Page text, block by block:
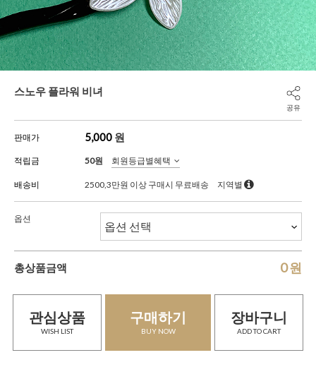
스노우 플라워 비녀
공유
판매가 5,000 원
적립금 50원 회원등급별혜택
배송비 2500,3만원 이상 구매시 무료배송 지역별
옵션
총상품금액 0원
관심상품
WISH LIST
구매하기
BUY NOW
장바구니
ADD TO CART